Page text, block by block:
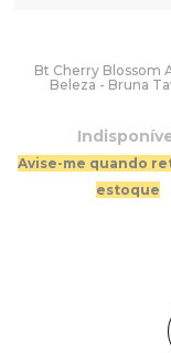
Bt Cherry Blossom
Beleza - Bruna
Avise-me quando
estoque